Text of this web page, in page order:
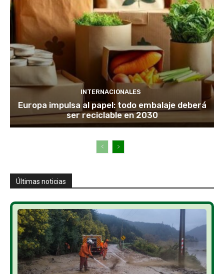
INTERNACIONALES
Europa impulsa al papel: todo embalaje deberá
ser reciclable en 2030
Últimas noticias